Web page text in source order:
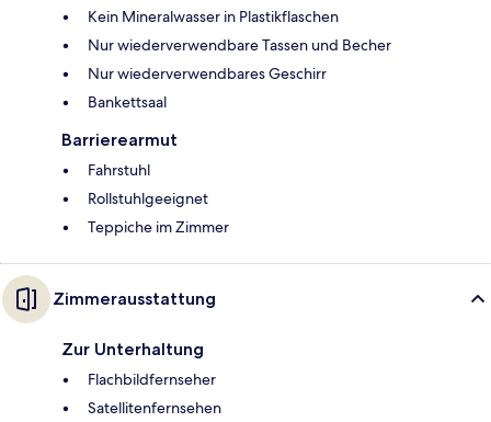
Kein Mineralwasser in Plastikflaschen
Nur wiederverwendbare Tassen und Becher
Nur wiederverwendbares Geschirr
Bankettsaal
Barrierearmut
Fahrstuhl
Rollstuhlgeeignet
Teppiche im Zimmer
Zimmerausstattung
Zur Unterhaltung
Flachbildfernseher
Satellitenfernsehen